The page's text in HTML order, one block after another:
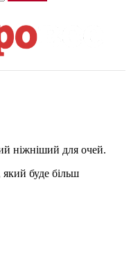
ніжніший для очей.
буде більш